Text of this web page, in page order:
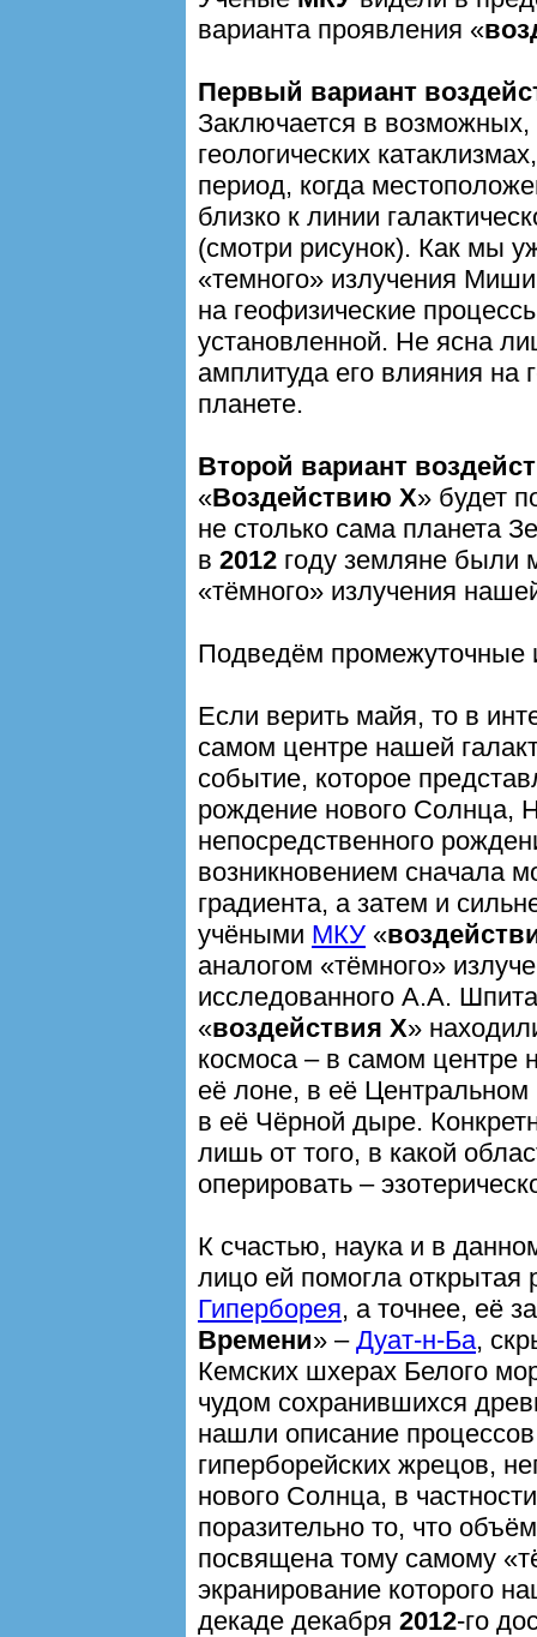
варианта проявления «
Первый вариант
Заключается в
геологических
период, когда
близко к линии
(смотри рисунок). Как мы
«темного» излучения
на геофизические
установленной. Не ясна
амплитуда его влияния на
планете.
Второй вариант
«Воздействию Х» будет
не столько сама планета
в 2012 году земляне были
«тёмного» излучения
Подведём промежуточные
Если верить майя, то в
самом центре нашей
событие, которое
рождение нового Солнца,
непосредственного
возникновением сначала
градиента, а затем и
учёными МКУ «
аналогом «тёмного»
исследованного А.А.
«воздействия Х»
космоса – в самом центре
её лоне, в её
в её Чёрной дыре.
лишь от того, в какой
оперировать –
К счастью, наука и в
лицо ей помогла открытая
Гиперборея, а точнее, её
Времени» – Дуат-н-Ба,
Кемских шхерах Белого
чудом сохранившихся
нашли описание
гиперборейских жрецов,
нового Солнца, в
поразительно то, что
посвящена тому самому
экранирование которого
декаде декабря 2012-го